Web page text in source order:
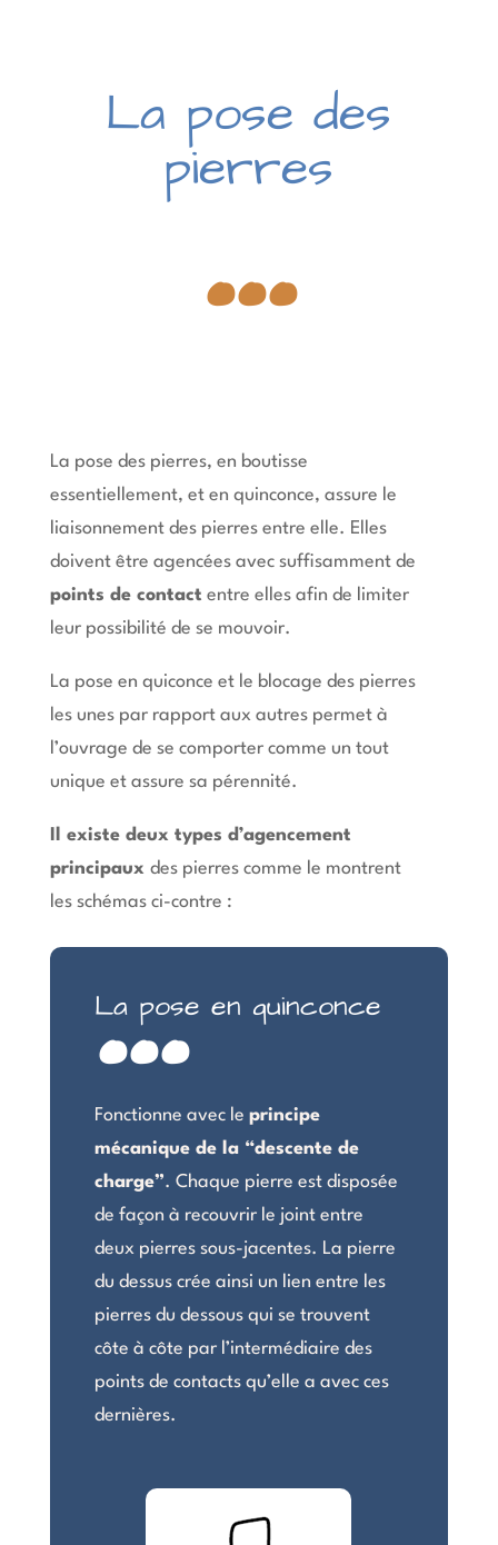
La pose des
pierres
...
La pose des pierres, en boutisse
essentiellement, et en quinconce, assure le
liaisonnement des pierres entre elle. Elles
doivent être agencées avec suffisamment de
points de contact entre elles afin de limiter
leur possibilité de se mouvoir.
La pose en quiconce et le blocage des pierres
les unes par rapport aux autres permet à
l’ouvrage de se comporter comme un tout
unique et assure sa pérennité.
Il existe deux types d’agencement
principaux des pierres comme le montrent
les schémas ci-contre :
La pose en quinconce
...
Fonctionne avec le principe
mécanique de la “descente de
charge”. Chaque pierre est disposée
de façon à recouvrir le joint entre
deux pierres sous-jacentes. La pierre
du dessus crée ainsi un lien entre les
pierres du dessous qui se trouvent
côte à côte par l’intermédiaire des
points de contacts qu’elle a avec ces
dernières.